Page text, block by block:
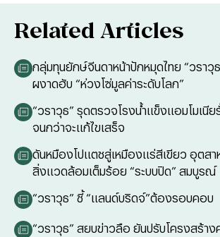
Related Articles
กลุ่มทุนยักษ์จีนดาหน้าปักหมุดไทย “วราวุ
ผงาดฮับ “ห่วงโซ่มูลค่าระดับโลก”
“วราวุธ” รุดตรวจโรงน้ำแข็งแอมโมเนี
จนกว่าจะแก้ไขเสร็จ
ดันหมืองโปแตชสู่เหมืองแร่สีเขียว อุตส
สิ่งแวดล้อมเต็มร้อย “ระบบปิด” สมบูรณ์
“วราวุธ” ชี้ “แลนด์บริดจ์”ต้องรอบคอบ
“วราวุธ” สยบข่าวลือ ยันปรับโครงสร้าง